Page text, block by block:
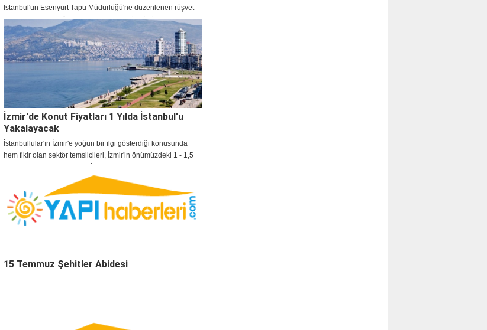
İstanbul'un Esenyurt Tapu Müdürlüğü'ne düzenlenen rüşvet
operasyonunda, görevli personellerin 3'ü müdür yardımcısı,
11'i memur 47 kişi gözaltına alındı.
İzmir'de Konut Fiyatları 1 Yılda İstanbul'u
Yakalayacak
İstanbullular'ın İzmir'e yoğun bir ilgi gösterdiği konusunda
hem fikir olan sektör temsilcileri, İzmir'in önümüzdeki 1 - 1,5
15 Temmuz Şehitler Abidesi